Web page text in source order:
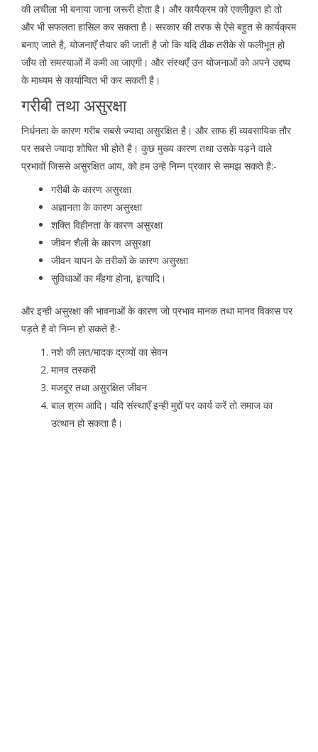
की लचीला भी बनाया जाना जरूरी होता है। और कायैक्रम को एक्लीकृत हो तो
और भी सफलता हासिल कर सकता है। सरकार की तरफ से ऐसे बहुत से कार्यक्रम
बनाए जाते है, योजनाएँ तैयार की जाती है जो कि यदि ठीक तरीके से फलीभूत हो
जाँय तो समस्याओं में कमी आ जाएगी। और संस्थएँ उन योजनाओं को अपने उद्दष्य
के माध्यम से कार्यान्वित भी कर सकती है।
गरीबी तथा असुरक्षा
निर्धनता के कारण गरीब सबसे ज्यादा असुरक्षित है। और साफ ही व्यवसायिक तौर
पर सबसे ज्यादा शोषित भी होते है। कुछ मुख्य कारण तथा उसके पड़ने वाले
प्रभावों जिससे असुरक्षित आय, को हम उन्हे निम्न प्रकार से समझ सकते है:-
गरीबी के कारण असुरक्षा
अज्ञानता के कारण असुरक्षा
शक्ति विहीनता के कारण असुरक्षा
जीवन शैली के कारण असुरक्षा
जीवन यापन के तरीकों के कारण असुरक्षा
सुविधाओं का मँहगा होना, इत्यादि।
और इन्ही असुरक्षा की भावनाओं के कारण जो प्रभाव मानक तथा मानव विकास पर
पड़ते है वो निम्न हो सकते है:-
नशे की लत/मादक द्रव्यों का सेवन
मानव तस्करी
मजदूर तथा असुरक्षित जीवन
बाल श्रम आदि। यदि संस्थाएँ इन्ही मुद्दों पर कार्य करें तो समाज का
उत्थान हो सकता है।